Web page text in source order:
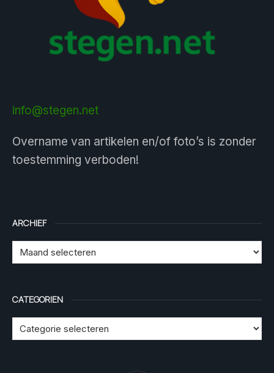
info@stegen.net
Overname van artikelen en/of foto’s is zonder
toestemming verboden!
ARCHIEF
CATEGORIEN